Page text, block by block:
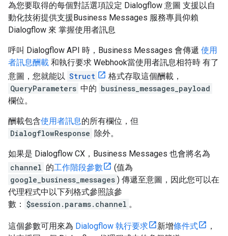
為您要取得的每個對話選項設定 Dialogflow 意圖 支援以自
動化技術提供支援Business Messages 服務專員仰賴
Dialogflow 來 掌握使用者訊息
呼叫 Dialogflow API 時，Business Messages 會傳遞 使用
者訊息酬載 和執行要求 Webhook當使用者訊息相符時 有了
意圖，您就能以 Struct
格式存取這個酬載，
QueryParameters 中的 business_messages_payload
欄位。
酬載包含使用者訊息的所有欄位，但
DialogflowResponse 除外。
如果是 Dialogflow CX，Business Messages 也會將名為
channel 的工作階段參數
(值為
google_business_messages ) 傳遞至意圖，因此您可以在
代理程式中以下列格式參照該參
數： $session.params.channel 。
這個參數可用來為 Dialogflow 執行要求 新增條件式
，